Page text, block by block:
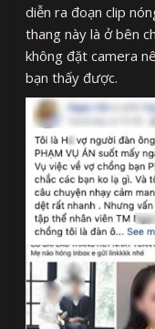
diễn ra đoạn clip
thang này là ở bên
không đặt camera
bạn thấy được.